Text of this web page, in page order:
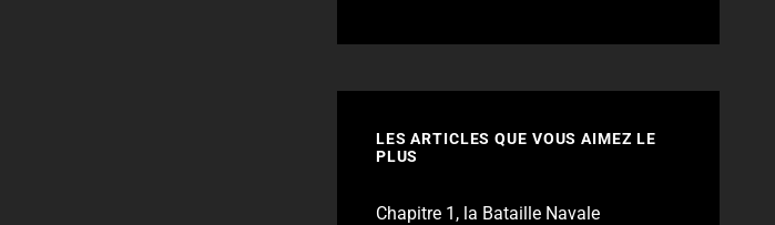
LES ARTICLES QUE VOUS AIMEZ LE
PLUS
Chapitre 1, la Bataille Navale